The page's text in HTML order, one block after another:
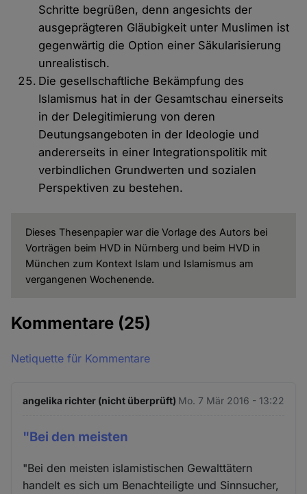
Schritte begrüßen, denn angesichts der
ausgeprägteren Gläubigkeit unter Muslimen ist
gegenwärtig die Option einer Säkularisierung
unrealistisch.
Die gesellschaftliche Bekämpfung des
Islamismus hat in der Gesamtschau einerseits
in der Delegitimierung von deren
Deutungsangeboten in der Ideologie und
andererseits in einer Integrationspolitik mit
verbindlichen Grundwerten und sozialen
Perspektiven zu bestehen.
Dieses Thesenpapier war die Vorlage des Autors bei
Vorträgen beim HVD in Nürnberg und beim HVD in
München zum Kontext Islam und Islamismus am
vergangenen Wochenende.
Kommentare (25)
Netiquette für Kommentare
angelika richter (nicht überprüft) Mo. 7 Mär 2016 - 13:22
"Bei den meisten
"Bei den meisten islamistischen Gewalttätern
handelt es sich um Benachteiligte und Sinnsucher,